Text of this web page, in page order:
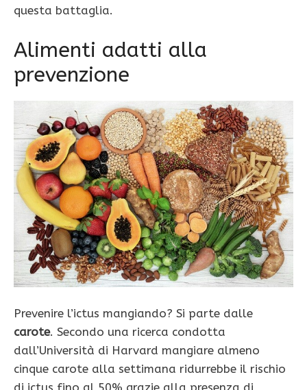
questa battaglia.
Alimenti adatti alla
prevenzione
Prevenire l’ictus mangiando? Si parte dalle
carote. Secondo una ricerca condotta
dall’Università di Harvard mangiare almeno
cinque carote alla settimana ridurrebbe il rischio